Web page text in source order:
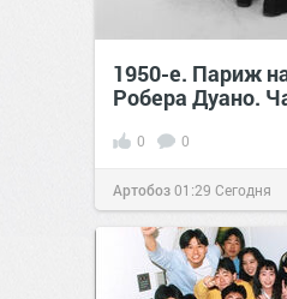
1950-е. Париж
Робера Дуано.
0 0
Артобоз01:29 Сегодня